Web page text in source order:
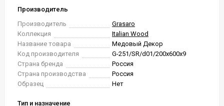
Производитель
Производитель
Grasaro
Коллекция
Italian Wood
Название товара
Медовый Декор
Код производителя
G-251/SR/d01/200x600x9
Страна бренда
Россия
Страна производства
Россия
Образец
Нет
Тип и назначение